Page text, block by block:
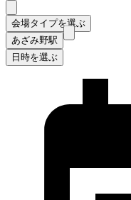
会場タイプを選ぶ
あざみ野駅
日時を選ぶ